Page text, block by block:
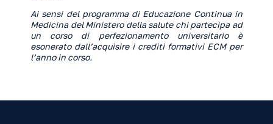
Ai sensi del programma di Educazione Continua in
Medicina del Ministero della salute chi partecipa ad
un corso di perfezionamento universitario è
esonerato dall’acquisire i crediti formativi ECM per
l’anno in corso.